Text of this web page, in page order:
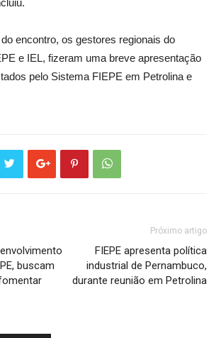
encontro, os gestores regionais do
e IEL, fizeram uma breve apresentação
pelo Sistema FIEPE em Petrolina e
buscam
Próximo artigo
FIEPE apresenta política
industrial de Pernambuco,
durante reunião em Petrolina